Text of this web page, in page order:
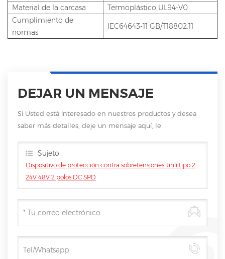
Material de la carcasa
Termoplástico UL94-V0
Cumplimiento de
normas
IEC64643-11 GB/T18802.11
DEJAR UN MENSAJE
Si Usted está interesado en nuestros productos y desea
saber más detalles, deje un mensaje aquí, le
Sujeto :
Dispositivo de protección contra sobretensiones Jinli tipo 2
24V 48V 2 polos DC SPD